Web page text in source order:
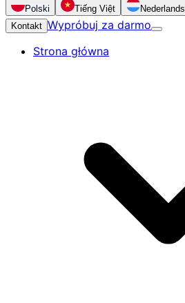
Polski
Tiếng Việt Nederlands
Kontakt Wypróbuj za darmo
Strona główna